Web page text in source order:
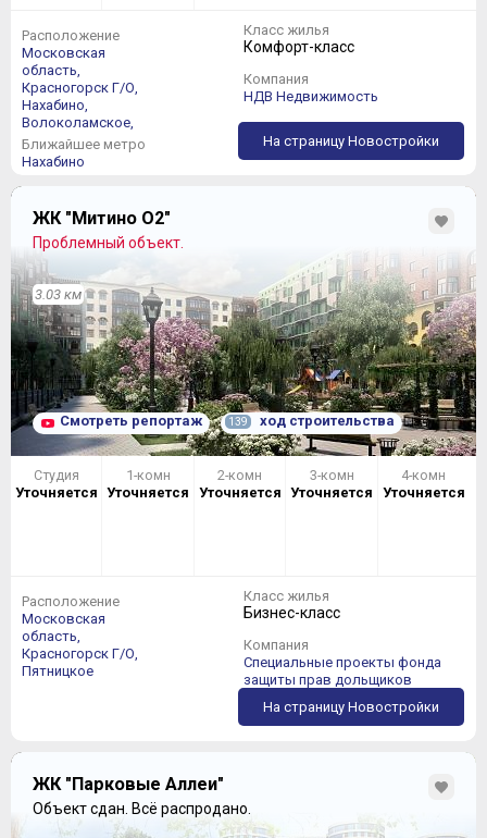
Расположение
Московская
область,
Красногорск Г/О,
Нахабино,
Волоколамское,
Ближайшее метро
Нахабино
Класс жилья
Комфорт-класс
Компания
НДВ Недвижимость
На страницу Новостройки
ЖК "Митино О2"
Проблемный объект.
3.03 км
Смотреть репортаж 139 ход строительства
Студия
Уточняется
1-комн
Уточняется
2-комн
Уточняется
3-комн
Уточняется
4-комн
Уточняется
Расположение
Московская
область,
Красногорск Г/О,
Пятницкое
Класс жилья
Бизнес-класс
Компания
Специальные проекты фонда
защиты прав дольщиков
На страницу Новостройки
ЖК "Парковые Аллеи"
Объект сдан. Всё распродано.